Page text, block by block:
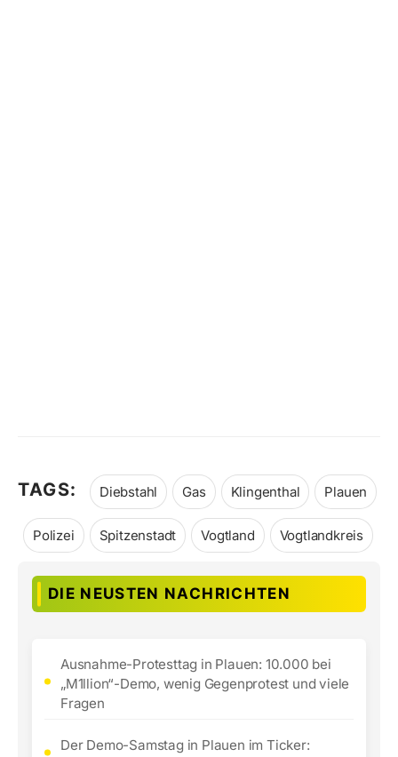
TAGS: Diebstahl Gas Klingenthal Plauen
Polizei Spitzenstadt Vogtland Vogtlandkreis
DIE NEUSTEN NACHRICHTEN
Ausnahme-Protesttag in Plauen: 10.000 bei
„M1llion“-Demo, wenig Gegenprotest und viele
Fragen
Der Demo-Samstag in Plauen im Ticker: